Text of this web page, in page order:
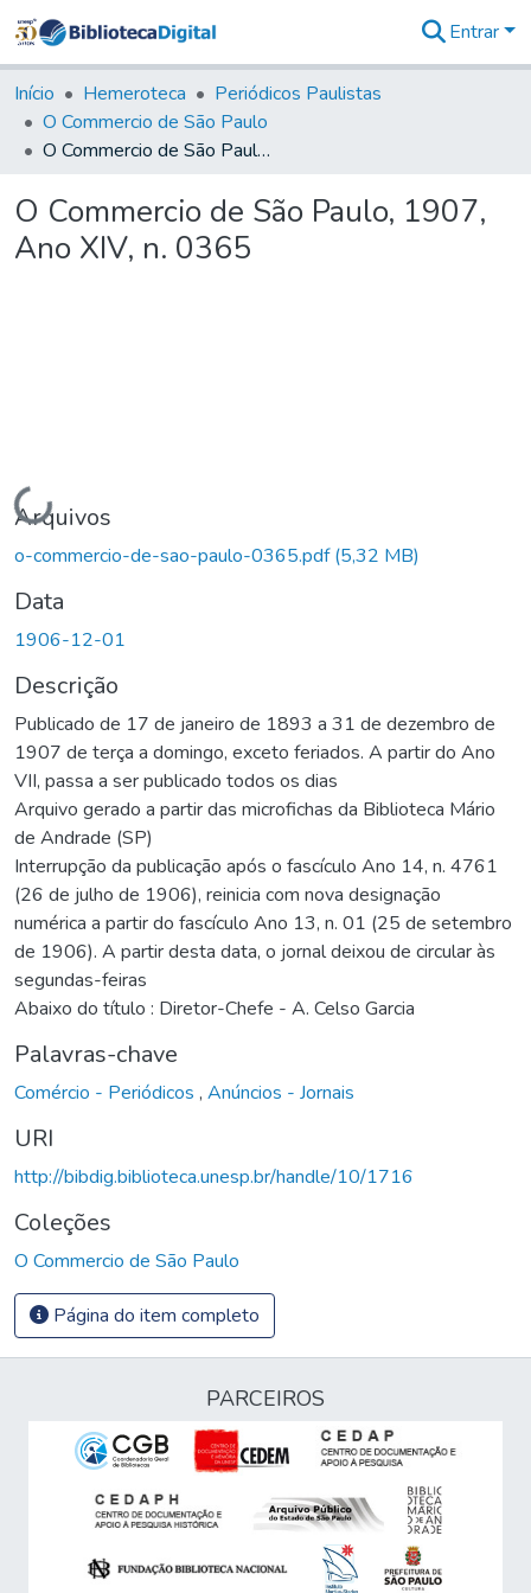
&
Coleções
Tudo na
Biblioteca
Estatísticas
Entrar
Início Hemeroteca
Periódicos Paulistas
O Commercio de São Paulo
O Commercio de São Paulo, 1907, Ano XIV, n. 0365
O Commercio de São Paulo, 1907,
Ano XIV, n. 0365
Carregando...
Arquivos
o-commercio-de-sao-paulo-0365.pdf(5,32 MB)
Data
1906-12-01
Descrição
Publicado de 17 de janeiro de 1893 a 31 de dezembro de
1907 de terça a domingo, exceto feriados. A partir do Ano
VII, passa a ser publicado todos os dias
Arquivo gerado a partir das microfichas da Biblioteca Mário
de Andrade (SP)
Interrupção da publicação após o fascículo Ano 14, n. 4761
(26 de julho de 1906), reinicia com nova designação
numérica a partir do fascículo Ano 13, n. 01 (25 de setembro
de 1906). A partir desta data, o jornal deixou de circular às
segundas-feiras
Abaixo do título : Diretor-Chefe - A. Celso Garcia
Palavras-chave
Comércio - Periódicos , Anúncios - Jornais
URI
http://bibdig.biblioteca.unesp.br/handle/10/1716
Coleções
O Commercio de São Paulo
Página do item completo
PARCEIROS